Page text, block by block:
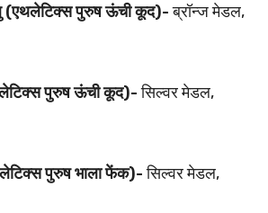
(एथलेटिक्स पुरुष ऊंची कूद)-ब्रॉन्ज मेडल,
पुरुष ऊंची कूद)-स‍िल्वर मेडल,
पुरुष भाला फेंक)-स‍िल्वर मेडल,